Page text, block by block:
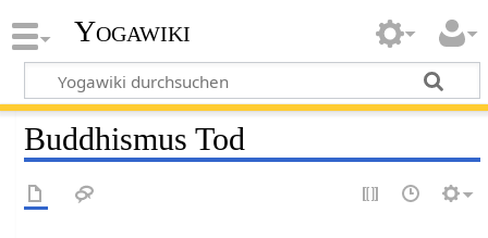
Yogawiki
Buddhismus Tod